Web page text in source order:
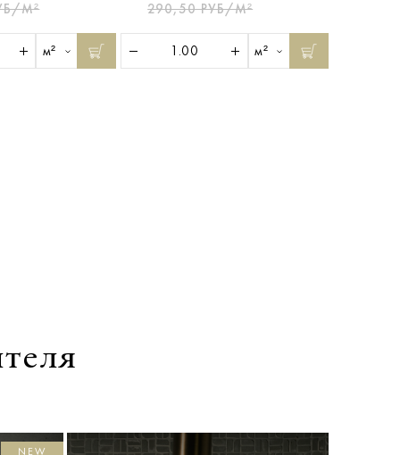
М²
м²
290,50 РУБ/М²
м²
NEW